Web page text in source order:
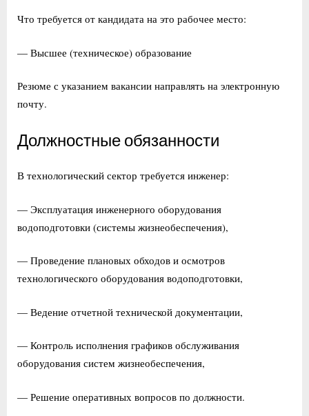
Что требуется от кандидата на это рабочее место:
— Высшее (техническое) образование
Резюме с указанием вакансии направлять на электронную
почту.
Должностные обязанности
В технологический сектор требуется инженер:
— Эксплуатация инженерного оборудования
водоподготовки (системы жизнеобеспечения),
— Проведение плановых обходов и осмотров
технологического оборудования водоподготовки,
— Ведение отчетной технической документации,
— Контроль исполнения графиков обслуживания
оборудования систем жизнеобеспечения,
— Решение оперативных вопросов по должности.